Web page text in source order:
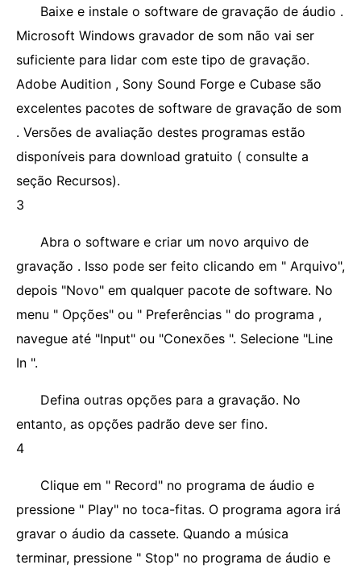
Baixe e instale o software de gravação de áudio .
Microsoft Windows gravador de som não vai ser
suficiente para lidar com este tipo de gravação.
Adobe Audition , Sony Sound Forge e Cubase são
excelentes pacotes de software de gravação de som
. Versões de avaliação destes programas estão
disponíveis para download gratuito ( consulte a
seção Recursos).
3
Abra o software e criar um novo arquivo de
gravação . Isso pode ser feito clicando em " Arquivo",
depois "Novo" em qualquer pacote de software. No
menu " Opções" ou " Preferências " do programa ,
navegue até "Input" ou "Conexões ". Selecione "Line
In ".
Defina outras opções para a gravação. No
entanto, as opções padrão deve ser fino.
4
Clique em " Record" no programa de áudio e
pressione " Play" no toca-fitas. O programa agora irá
gravar o áudio da cassete. Quando a música
terminar, pressione " Stop" no programa de áudio e